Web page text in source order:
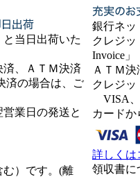
当日出荷いた
、ＡＴＭ決済
済の場合は、ご
業日の発送と
む）です。(離
銀行ネッ
クレジッ
Invoice」
ＡＴＭ
クレジッ
VISA、
カード
詳しくは
領収書に